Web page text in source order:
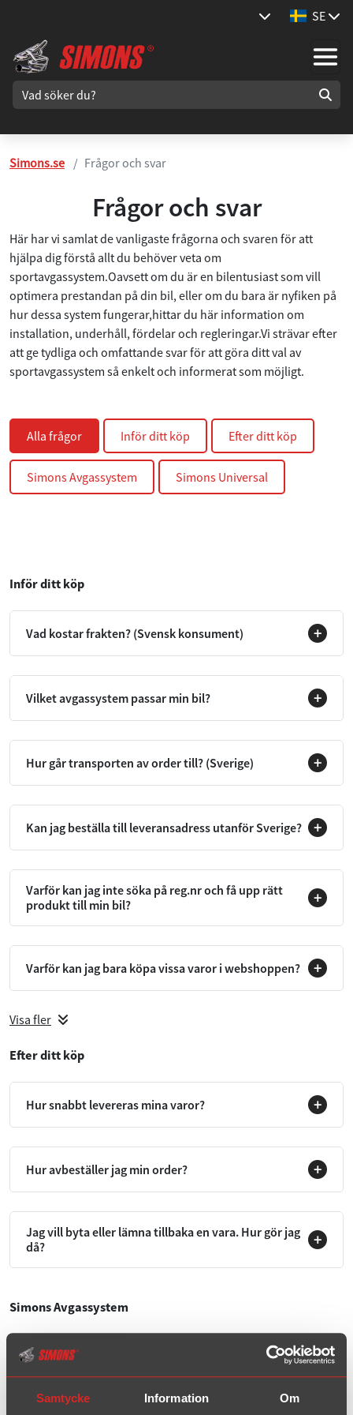
Samtycke Information Om
SE
Simons.se Frågor och svar
Frågor och svar
Här har vi samlat de vanligaste frågorna och svaren för att
hjälpa dig förstå allt du behöver veta om
sportavgassystem.Oavsett om du är en bilentusiast som vill
optimera prestandan på din bil, eller om du bara är nyfiken på
hur dessa system fungerar,hittar du här information om
installation, underhåll, fördelar och regleringar.Vi strävar efter
att ge tydliga och omfattande svar för att göra ditt val av
sportavgassystem så enkelt och informerat som möjligt.
Alla frågor Inför ditt köp Efter ditt köp
Simons Avgassystem Simons Universal
Inför ditt köp
Vad kostar frakten? (Svensk konsument)
Vilket avgassystem passar min bil?
Hur går transporten av order till? (Sverige)
Kan jag beställa till leveransadress utanför Sverige?
Varför kan jag inte söka på reg.nr och få upp rätt
produkt till min bil?
Varför kan jag bara köpa vissa varor i webshoppen?
Visa fler
Efter ditt köp
Hur snabbt levereras mina varor?
Hur avbeställer jag min order?
Jag vill byta eller lämna tillbaka en vara. Hur gör jag
då?
Simons Avgassystem
Hur länge håller ett sportsystem från Simons?